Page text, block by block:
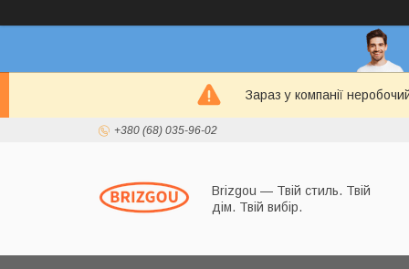
Зараз у компанії
+380 (68) 035-96-02
Brizgou — Твій стиль. Твій
дім. Твій вибір.